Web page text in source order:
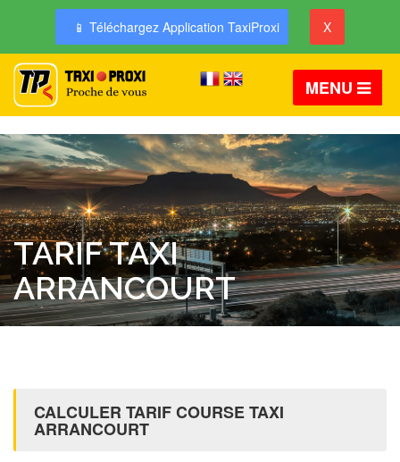
📱 Téléchargez Application TaxiProxi X
MENU
TARIF TAXI
ARRANCOURT
CALCULER TARIF COURSE TAXI
ARRANCOURT